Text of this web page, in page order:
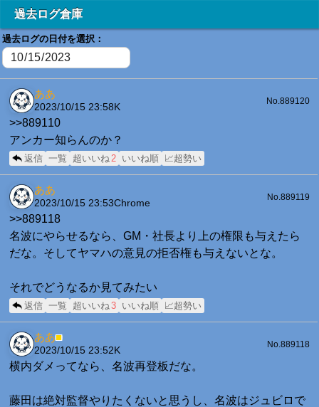
過去ログ倉庫
過去ログの日付を選択：
ああ
2023/10/15 23:58 K
No.889120
>>889110
アンカー知らんのか？
返信 一覧 超いいね2 いいね順 📈超勢い
ああ
2023/10/15 23:53Chrome
No.889119
>>889118
名波にやらせるなら、GM・社長より上の権限も与えたら
だな。そしてヤマハの意見の拒否権も与えないとな。
それでどうなるか見てみたい
返信 一覧 超いいね3 いいね順 📈超勢い
ああ■
2023/10/15 23:52 K
No.889118
横内ダメってなら、名波再登板だな。
藤田は絶対監督やりたくないと思うし、名波はジュビロで